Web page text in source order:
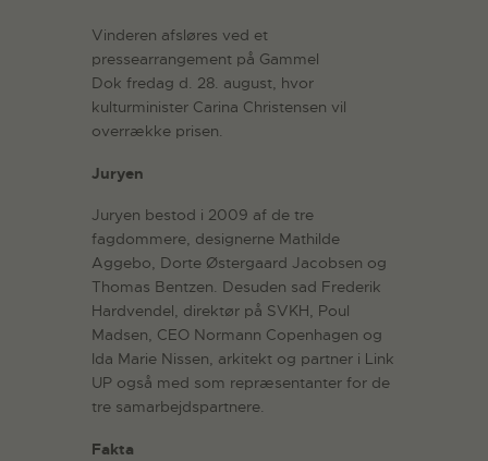
Vinderen afsløres ved et
pressearrangement på Gammel
Dok fredag d. 28. august, hvor
kulturminister Carina Christensen vil
overrække prisen.
Juryen
Juryen bestod i 2009 af de tre
fagdommere, designerne Mathilde
Aggebo, Dorte Østergaard Jacobsen og
Thomas Bentzen. Desuden sad Frederik
Hardvendel, direktør på SVKH, Poul
Madsen, CEO Normann Copenhagen og
Ida Marie Nissen, arkitekt og partner i Link
UP også med som repræsentanter for de
tre samarbejdspartnere.
Fakta